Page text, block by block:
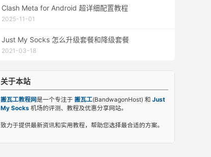
Clash Meta for Android 超详细配置教程
2025-11-01
Just My Socks 怎么升级套餐和降级套餐
2021-03-18
关于本站
搬瓦工教程网是一个专注于 搬瓦工(BandwagonHost) 和 Just
My Socks 机场的评测、教程及优惠分享网站。
致力于提供最新资讯和实用教程，帮助您选择最合适的方案。